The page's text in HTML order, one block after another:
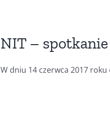
NIT –
W dniu 14 czerwca 2017